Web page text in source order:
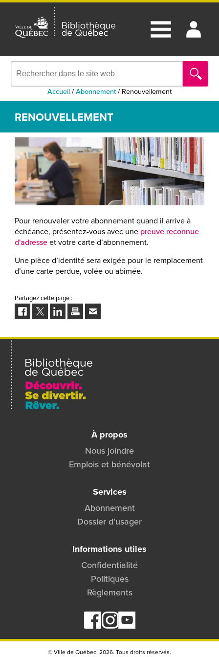
Accueil/Abonnement/ Renouvellement
RENOUVELLEMENT
Pour renouveler votre abonnement quand il arrive à
échéance, présentez-vous avec une preuve reconnue
d'adresseet votre carte d’abonnement.
Une pièce d’identité sera exigée pour le remplacement
d’une carte perdue, volée ou abîmée.
Partagez cette page :
FacebookTwitterLinkedInImprimerEnvoyer
à
À propos
Nous joindre
Emplois et bénévolat
Services
Abonnement
Dossier d'usager
Informations utiles
Confidentialité
Politiques
Règlements
© Ville de Québec, 2026. Tous droits réservés.